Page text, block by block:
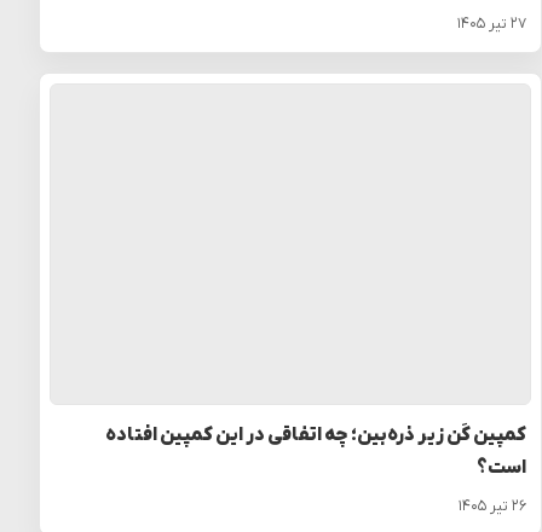
۲۷ تیر ۱۴۰۵
کمپین کَن زیر ذره‌بین؛ چه اتفاقی در این کمپین افتاده
است؟
۲۶ تیر ۱۴۰۵